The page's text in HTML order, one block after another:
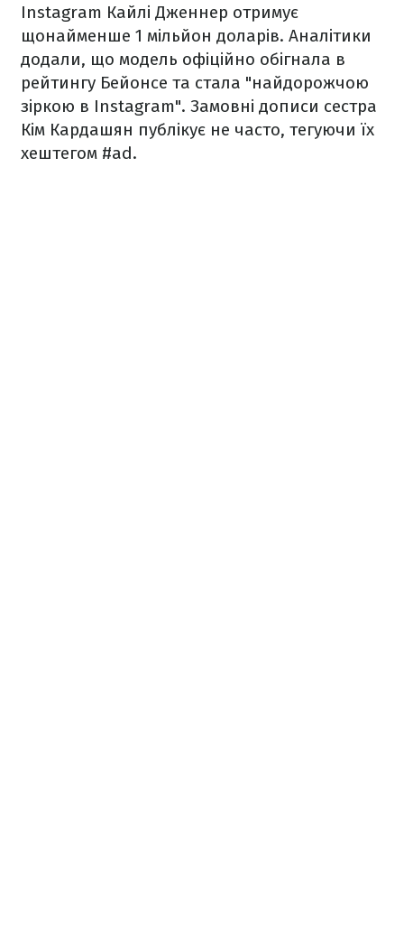
Instagram Кайлі Дженнер отримує
щонайменше 1 мільйон доларів. Аналітики
додали, що модель офіційно обігнала в
рейтингу Бейонсе та стала "найдорожчою
зіркою в Instagram". Замовні дописи сестра
Кім Кардашян публікує не часто, тегуючи їх
хештегом #ad.